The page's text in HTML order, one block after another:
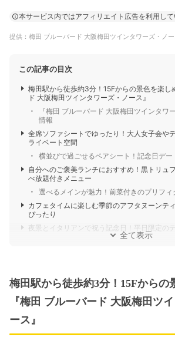
本サービス内ではアフィリエイト広告を利用し
提供：梅田 ブルーバード 大阪梅田ツインタワーズ・ノー
この記事の目次
梅田駅から徒歩約3分！15Fからの景色を楽し
ド 大阪梅田ツインタワーズ・ノース』
『梅田 ブルーバード 大阪梅田ツインタワ
情報
全席ソファシートでゆったり！大人女子会や
ライベート空間
横並びで過ごせるペアシート！記念日デ
自分へのご褒美ランチにおすすめ！黒トリュ
べ放題付きメニュー
選べるメインが魅力！前菜付きのプリフィ
カフェタイムに楽しむ季節のアフタヌーンテ
ぴったり
夜景とイタリアンで祝う記念日！平日限定の
全て表示
梅田駅から徒歩約3分！15Fからの
『梅田 ブルーバード 大阪梅田ツ
ース』